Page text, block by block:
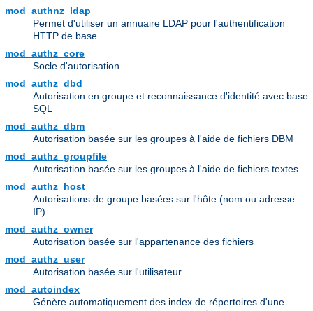
mod_authnz_ldap
Permet d'utiliser un annuaire LDAP pour l'authentification
HTTP de base.
mod_authz_core
Socle d'autorisation
mod_authz_dbd
Autorisation en groupe et reconnaissance d'identité avec base
SQL
mod_authz_dbm
Autorisation basée sur les groupes à l'aide de fichiers DBM
mod_authz_groupfile
Autorisation basée sur les groupes à l'aide de fichiers textes
mod_authz_host
Autorisations de groupe basées sur l'hôte (nom ou adresse
IP)
mod_authz_owner
Autorisation basée sur l'appartenance des fichiers
mod_authz_user
Autorisation basée sur l'utilisateur
mod_autoindex
Génère automatiquement des index de répertoires d'une